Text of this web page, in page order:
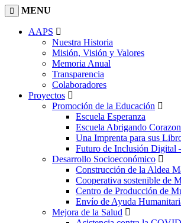
MENU
AAPS
Nuestra Historia
Misión, Visión y Valores
Memoria Anual
Transparencia
Colaboradores
Proyectos
Promoción de la Educación
Escuela Esperanza
Escuela Abrigando
Una Imprenta para sus
Futuro de Inclusión
Desarrollo Socioeconómico
Construcción de la Aldea
Cooperativa sostenible de
Centro de Producción de
Envío de Ayuda
Mejora de la Salud